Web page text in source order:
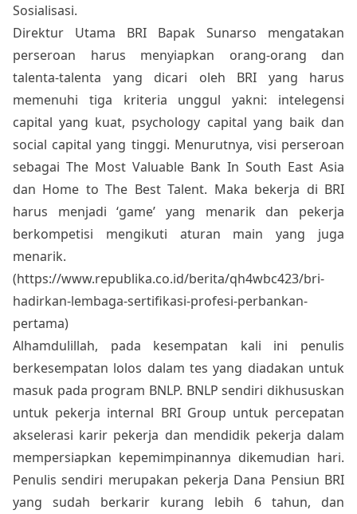
Sosialisasi.
Direktur Utama BRI Bapak Sunarso mengatakan
perseroan harus menyiapkan orang-orang dan
talenta-talenta yang dicari oleh BRI yang harus
memenuhi tiga kriteria unggul yakni: intelegensi
capital yang kuat, psychology capital yang baik dan
social capital yang tinggi. Menurutnya, visi perseroan
sebagai The Most Valuable Bank In South East Asia
dan Home to The Best Talent. Maka bekerja di BRI
harus menjadi ‘game’ yang menarik dan pekerja
berkompetisi mengikuti aturan main yang juga
menarik.
(https://www.republika.co.id/berita/qh4wbc423/bri-
hadirkan-lembaga-sertifikasi-profesi-perbankan-
pertama)
Alhamdulillah, pada kesempatan kali ini penulis
berkesempatan lolos dalam tes yang diadakan untuk
masuk pada program BNLP. BNLP sendiri dikhususkan
untuk pekerja internal BRI Group untuk percepatan
akselerasi karir pekerja dan mendidik pekerja dalam
mempersiapkan kepemimpinannya dikemudian hari.
Penulis sendiri merupakan pekerja Dana Pensiun BRI
yang sudah berkarir kurang lebih 6 tahun, dan